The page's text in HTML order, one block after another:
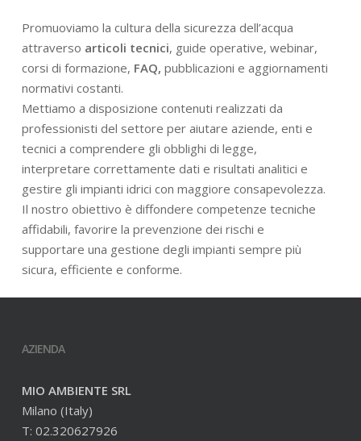
Promuoviamo la cultura della sicurezza dell’acqua
attraverso articoli tecnici, guide operative, webinar,
corsi di formazione, FAQ, pubblicazioni e aggiornamenti
normativi costanti.
Mettiamo a disposizione contenuti realizzati da
professionisti del settore per aiutare aziende, enti e
tecnici a comprendere gli obblighi di legge,
interpretare correttamente dati e risultati analitici e
gestire gli impianti idrici con maggiore consapevolezza.
Il nostro obiettivo è diffondere competenze tecniche
affidabili, favorire la prevenzione dei rischi e
supportare una gestione degli impianti sempre più
sicura, efficiente e conforme.
AZIENDA
MIO AMBIENTE SRL
Milano (Italy)
T: 02.320627926